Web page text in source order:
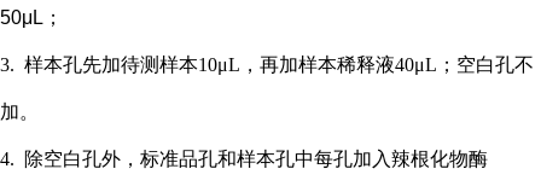
50μL；
3. 样本孔先加待测样本10μL，再加样本稀释液40μL； 空白孔不
加。
4. 除空白孔外， 标准品孔和样本孔中每孔加入辣根化物酶